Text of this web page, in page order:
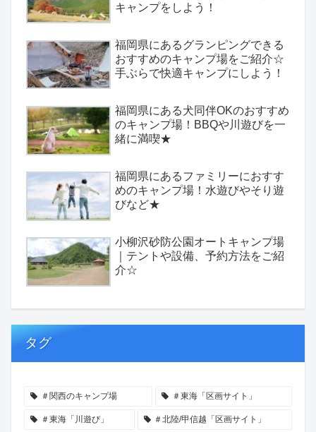
キャンプをしよう！
福岡県にあるグランピングできる
おすすめのキャンプ場をご紹介☆
手ぶらで快適キャンプにしよう！
福岡県にある犬同伴OKのおすすめ
のキャンプ場！BBQや川遊びを一
緒に満喫★
福岡県にあるファミリーにおすす
めのキャンプ場！水遊びやそり遊
びなど★
小柳沢砂防公園オートキャンプ場
｜テントや設備、予約方法をご紹
介☆
タグ
＃関西のキャンプ場 ＃東海「区画サイト」
＃東海「川遊び」 ＃北陸/甲信越「区画サイト」